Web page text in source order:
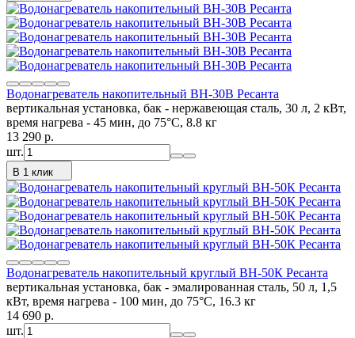
Водонагреватель накопительный ВН-30В Ресанта
вертикальная установка, бак - нержавеющая сталь, 30 л, 2 кВт,
время нагрева - 45 мин, до 75°C, 8.8 кг
13 290 p.
шт.
В 1 клик
Водонагреватель накопительный круглый ВН-50К Ресанта
вертикальная установка, бак - эмалированная сталь, 50 л, 1,5
кВт, время нагрева - 100 мин, до 75°C, 16.3 кг
14 690 p.
шт.